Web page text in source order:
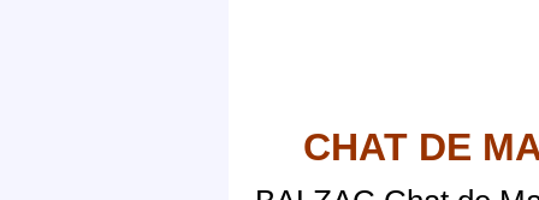
CHAT DE